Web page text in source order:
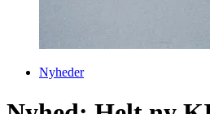
Nyheder